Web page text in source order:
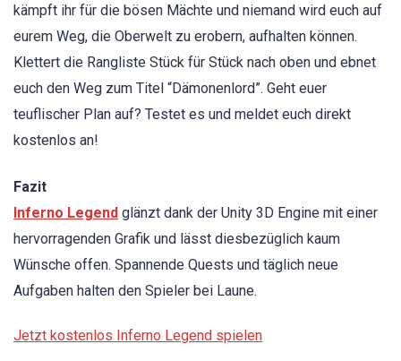
kämpft ihr für die bösen Mächte und niemand wird euch auf
eurem Weg, die Oberwelt zu erobern, aufhalten können.
Klettert die Rangliste Stück für Stück nach oben und ebnet
euch den Weg zum Titel “Dämonenlord”. Geht euer
teuflischer Plan auf? Testet es und meldet euch direkt
kostenlos an!
Fazit
Inferno Legend glänzt dank der Unity 3D Engine mit einer
hervorragenden Grafik und lässt diesbezüglich kaum
Wünsche offen. Spannende Quests und täglich neue
Aufgaben halten den Spieler bei Laune.
Jetzt kostenlos Inferno Legend spielen